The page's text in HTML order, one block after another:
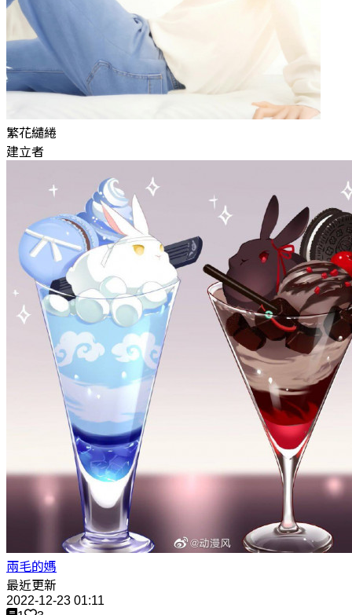
繁花繾綣
建立者
兩毛的媽
最近更新
2022-12-23 01:11